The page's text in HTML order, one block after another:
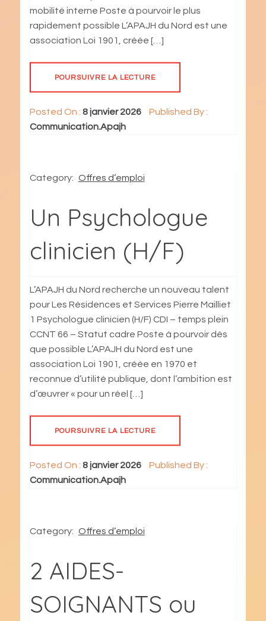
mobilité interne Poste à pourvoir le plus
rapidement possible L’APAJH du Nord est une
association Loi 1901, créée […]
POURSUIVRE LA LECTURE
Posted On : 8 janvier 2026
Published By :
Communication.Apajh
Category: Offres d’emploi
Un Psychologue
clinicien (H/F)
L’APAJH du Nord recherche un nouveau talent
pour Les Résidences et Services Pierre Mailliet
1 Psychologue clinicien (H/F) CDI – temps plein
CCNT 66 – Statut cadre Poste à pourvoir dès
que possible L’APAJH du Nord est une
association Loi 1901, créée en 1970 et
reconnue d’utilité publique, dont l’ambition est
d’œuvrer « pour un réel […]
POURSUIVRE LA LECTURE
Posted On : 8 janvier 2026
Published By :
Communication.Apajh
Category: Offres d’emploi
2 AIDES-
SOIGNANTS ou